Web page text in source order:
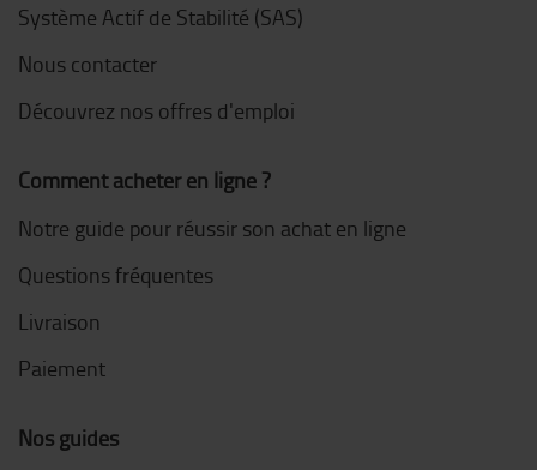
Système Actif de Stabilité (SAS)
Nous contacter
Découvrez nos offres d'emploi
Comment acheter en ligne ?
Notre guide pour réussir son achat en ligne
Questions fréquentes
Livraison
Paiement
Nos guides